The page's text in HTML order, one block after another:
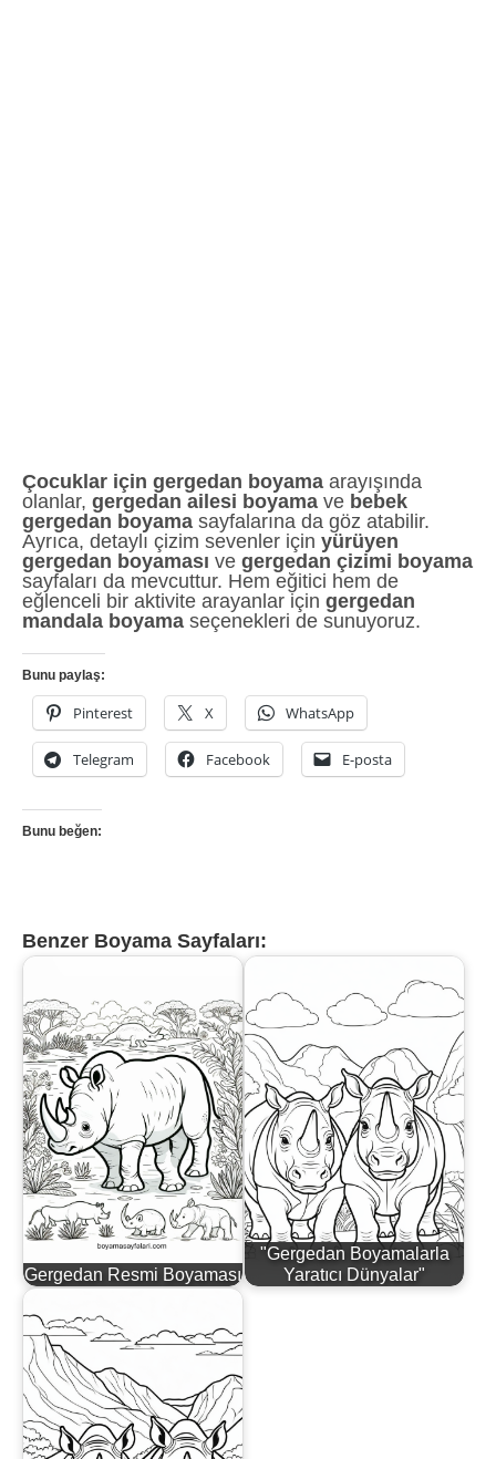
Çocuklar için gergedan boyama arayışında
olanlar, gergedan ailesi boyama ve bebek
gergedan boyama sayfalarına da göz atabilir.
Ayrıca, detaylı çizim sevenler için yürüyen
gergedan boyaması ve gergedan çizimi boyama
sayfaları da mevcuttur. Hem eğitici hem de
eğlenceli bir aktivite arayanlar için gergedan
mandala boyama seçenekleri de sunuyoruz.
Bunu paylaş:
Pinterest X WhatsApp
Telegram Facebook E-posta
Bunu beğen:
Benzer Boyama Sayfaları:
Gergedan Resmi Boyaması
"Gergedan Boyamalarla
Yaratıcı Dünyalar"